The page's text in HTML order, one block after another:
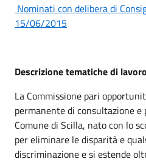
Nominati con delibera di
15/06/2015
Descrizione tematiche di lavoro
La Commissione pari
permanente di consultazione
Comune di Scilla, nato con lo
per eliminare le disparità e
discriminazione e si estende